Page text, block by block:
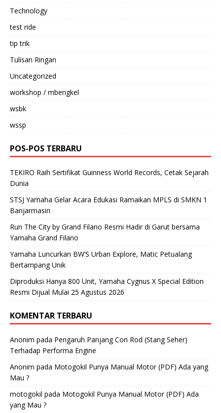
Technology
test ride
tip trik
Tulisan Ringan
Uncategorized
workshop / mbengkel
wsbk
wssp
POS-POS TERBARU
TEKIRO Raih Sertifikat Guinness World Records, Cetak Sejarah
Dunia
STSJ Yamaha Gelar Acara Edukasi Ramaikan MPLS di SMKN 1
Banjarmasin
Run The City by Grand Filano Resmi Hadir di Garut bersama
Yamaha Grand Filano
Yamaha Luncurkan BW’S Urban Explore, Matic Petualang
Bertampang Unik
Diproduksi Hanya 800 Unit, Yamaha Cygnus X Special Edition
Resmi Dijual Mulai 25 Agustus 2026
KOMENTAR TERBARU
Anonim pada Pengaruh Panjang Con Rod (Stang Seher)
Terhadap Performa Engine
Anonim pada Motogokil Punya Manual Motor (PDF) Ada yang
Mau ?
motogokil pada Motogokil Punya Manual Motor (PDF) Ada
yang Mau ?